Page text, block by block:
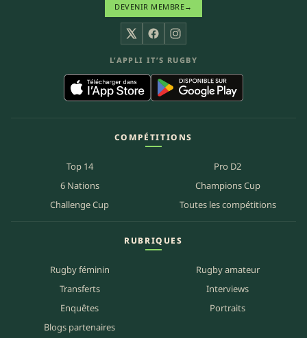
DEVENIR MEMBRE→
X FacebookInstagram
L’APPLI IT’S RUGBY
COMPÉTITIONS
Top 14
Pro D2
6 Nations
Champions Cup
Challenge Cup
Toutes les compétitions
RUBRIQUES
Rugby féminin
Rugby amateur
Transferts
Interviews
Enquêtes
Portraits
Blogs partenaires